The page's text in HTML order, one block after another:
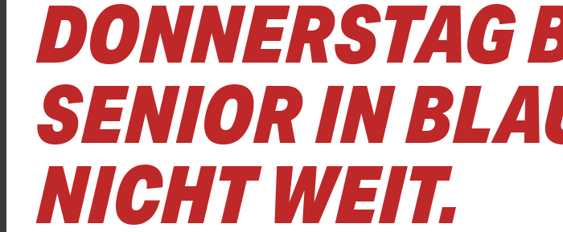
DONNERSTAG
SENIOR IN
NICHT WEIT.